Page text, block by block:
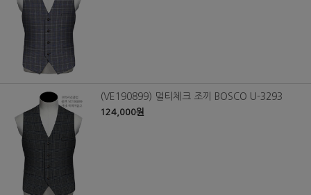
(VE190899) 멀티체크 조끼 BOSCO U-3293
124,000원